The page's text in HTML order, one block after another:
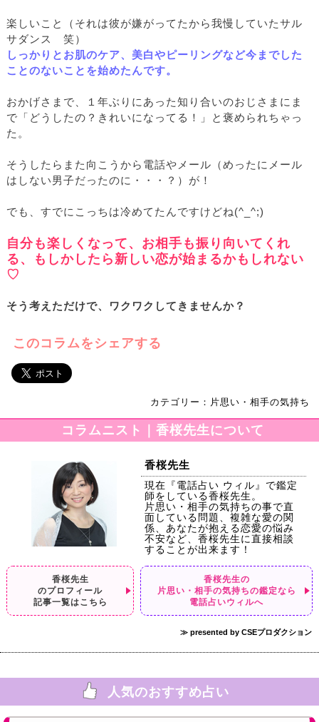
楽しいこと（それは彼が嫌がってたから我慢していたサル
サダンス 笑）
しっかりとお肌のケア、美白やピーリングなど今までした
ことのないことを始めたんです。
おかげさまで、１年ぶりにあった知り合いのおじさまにま
で「どうしたの？きれいになってる！」と褒められちゃっ
た。
そうしたらまた向こうから電話やメール（めったにメール
はしない男子だったのに・・・？）が！
でも、すでにこっちは冷めてたんですけどね(^_^;)
自分も楽しくなって、お相手も振り向いてくれ
る、もしかしたら新しい恋が始まるかもしれない
♡
そう考えただけで、ワクワクしてきませんか？
このコラムをシェアする
カテゴリー：片思い・相手の気持ち
コラムニスト｜香桜先生について
香桜先生
現在『電話占い ウィル』で鑑定
師をしている香桜先生。
片思い・相手の気持ちの事で直
面している問題、複雑な愛の関
係、あなたが抱える恋愛の悩み
不安など、香桜先生に直接相談
することが出来ます！
香桜先生
のプロフィール
記事一覧はこちら
香桜先生の
片思い・相手の気持ちの鑑定なら
電話占いウィルへ
≫ presented by CSEプロダクション
人気のおすすめ占い